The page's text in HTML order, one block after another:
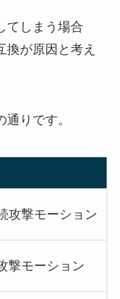
てしまう場合
換が原因と考え
りです。
攻撃モーション
撃モーション